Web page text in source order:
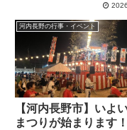
文化園によると、この夏も
楽しめるイベントが盛り
あります。特に昨年好評だ
「風鈴Wall」が...
河内長野の行事・イベント
【河内長野市】いよ
まつりが始まります